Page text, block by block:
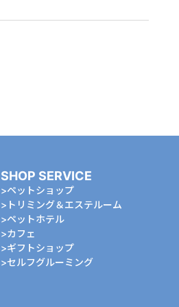
SHOP SERVICE
ペットショップ
トリミング＆エステルーム
ペットホテル
カフェ
ギフトショップ
セルフグルーミング